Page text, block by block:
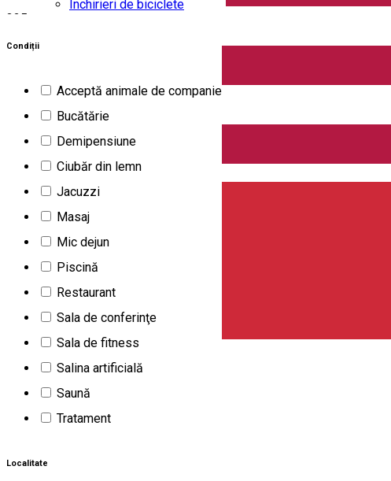
English
Închirieri de biciclete
Condiții
Acceptă animale de companie
Bucătărie
Demipensiune
Ciubăr din lemn
Jacuzzi
Masaj
Mic dejun
Piscină
Restaurant
Sala de conferinţe
Sala de fitness
Salina artificială
Saună
Tratament
Localitate
325
Pensiune
4 Seasons House